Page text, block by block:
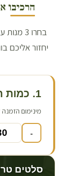
הרכיבו
יחזור אליכם
1. כמות האורחים שלכם
מינימום
-
סלטים